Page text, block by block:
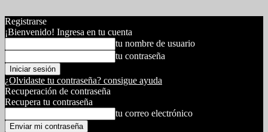
Registrarse
¡Bienvenido! Ingresa en tu cuenta
tu nombre de usuario
tu contraseña
¿Olvidaste tu contraseña? consigue ayuda
Recuperación de contraseña
Recupera tu contraseña
tu correo electrónico